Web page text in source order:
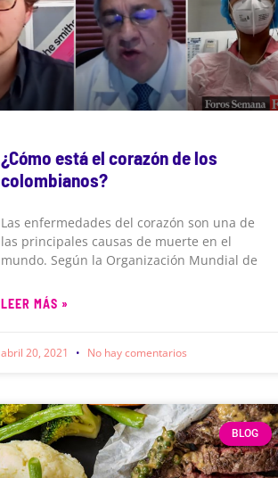
¿Cómo está el corazón de los
colombianos?
Las enfermedades del corazón son una de
las principales causas de muerte en el
mundo. Según la Organización Mundial de
LEER MÁS »
abril 20, 2021 No hay comentarios
BLOG